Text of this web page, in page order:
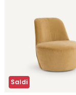
Saldi